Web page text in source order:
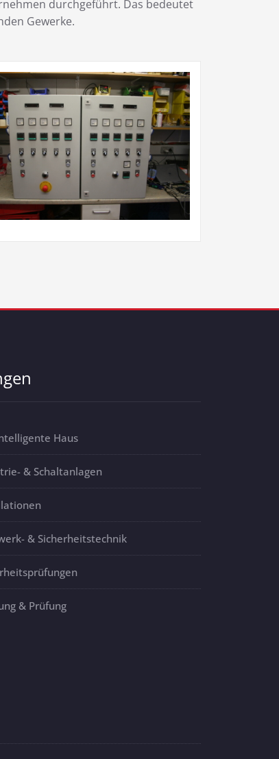
durchgeführt. Das bedeutet
Gewerke.
Haus
& Schaltanlagen
& Sicherheitstechnik
& Prüfung